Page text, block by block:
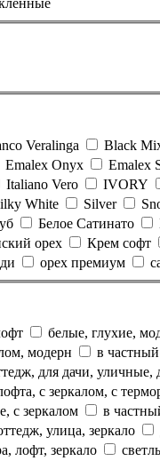
Veralinga Black
Emalex Onyx Emalex
Italiano Vero IVORY
White Silver
Белое Сатинато
орех Крем софт
орех премиум
белые, глухие,
модерн в
для дачи, уличные,
с зеркалом, с
с зеркалом
в
улица, зеркало
лофт, зеркало